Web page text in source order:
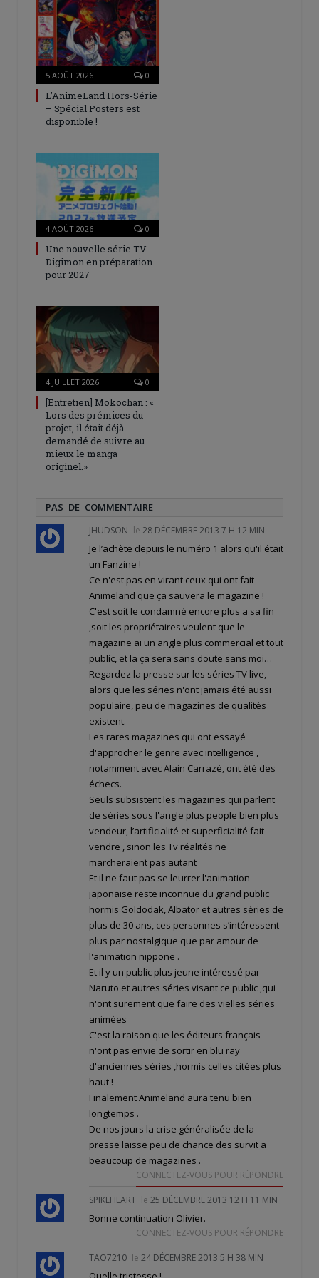
5 AOÛT 2026 0
L’AnimeLand Hors-Série
– Spécial Posters est
disponible !
4 AOÛT 2026 0
Une nouvelle série TV
Digimon en préparation
pour 2027
4 JUILLET 2026 0
[Entretien] Mokochan : «
Lors des prémices du
projet, il était déjà
demandé de suivre au
mieux le manga
originel.»
PAS DE COMMENTAIRE
JHUDSON le 28 DÉCEMBRE 2013 7 H 12 MIN
Je l’achète depuis le numéro 1 alors qu'il était
un Fanzine !
Ce n'est pas en virant ceux qui ont fait
Animeland que ça sauvera le magazine !
C'est soit le condamné encore plus a sa fin
,soit les propriétaires veulent que le
magazine ai un angle plus commercial et tout
public, et la ça sera sans doute sans moi…
Regardez la presse sur les séries TV live,
alors que les séries n'ont jamais été aussi
populaire, peu de magazines de qualités
existent.
Les rares magazines qui ont essayé
d'approcher le genre avec intelligence ,
notamment avec Alain Carrazé, ont été des
échecs.
Seuls subsistent les magazines qui parlent
de séries sous l'angle plus people bien plus
vendeur, l’artificialité et superficialité fait
vendre , sinon les Tv réalités ne
marcheraient pas autant
Et il ne faut pas se leurrer l'animation
japonaise reste inconnue du grand public
hormis Goldodak, Albator et autres séries de
plus de 30 ans, ces personnes s’intéressent
plus par nostalgique que par amour de
l'animation nippone .
Et il y un public plus jeune intéressé par
Naruto et autres séries visant ce public ,qui
n'ont surement que faire des vielles séries
animées
C'est la raison que les éditeurs français
n'ont pas envie de sortir en blu ray
d'anciennes séries ,hormis celles citées plus
haut !
Finalement Animeland aura tenu bien
longtemps .
De nos jours la crise généralisée de la
presse laisse peu de chance des survit a
beaucoup de magazines .
CONNECTEZ-VOUS POUR RÉPONDRE
SPIKEHEART le 25 DÉCEMBRE 2013 12 H 11 MIN
Bonne continuation Olivier.
CONNECTEZ-VOUS POUR RÉPONDRE
TAO7210 le 24 DÉCEMBRE 2013 5 H 38 MIN